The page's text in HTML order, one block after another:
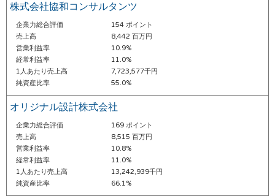
株式会社協和コンサルタンツ
企業力総合評価
154 ポイント
売上高
8,442 百万円
営業利益率
10.9%
経常利益率
11.0%
1人あたり売上高
7,723,577千円
純資産比率
55.0%
オリジナル設計株式会社
企業力総合評価
169 ポイント
売上高
8,515 百万円
営業利益率
10.8%
経常利益率
11.0%
1人あたり売上高
13,242,939千円
純資産比率
66.1%